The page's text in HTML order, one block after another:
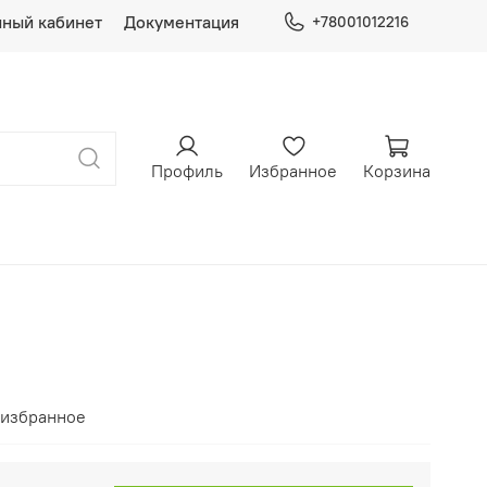
кабинет Документация +78001012216
Профиль Избранное Корзина